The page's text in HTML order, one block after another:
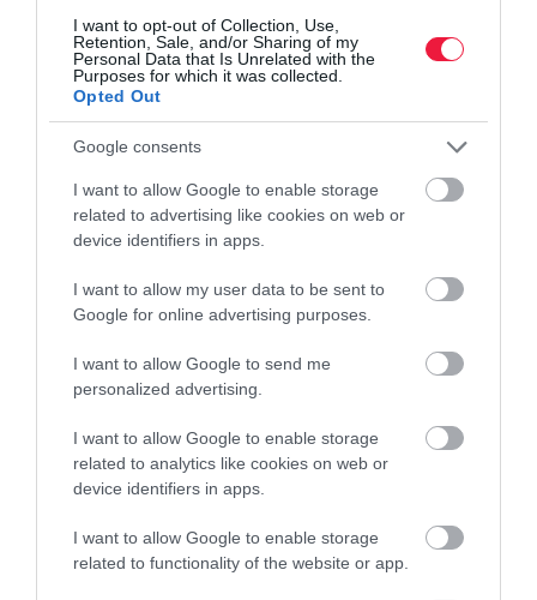
I want to opt-out of Collection, Use,
Retention, Sale, and/or Sharing of my
Personal Data that Is Unrelated with the
Purposes for which it was collected.
Opted Out
Google consents
I want to allow Google to enable storage
related to advertising like cookies on web or
device identifiers in apps.
I want to allow my user data to be sent to
Google for online advertising purposes.
I want to allow Google to send me
personalized advertising.
I want to allow Google to enable storage
related to analytics like cookies on web or
device identifiers in apps.
I want to allow Google to enable storage
related to functionality of the website or app.